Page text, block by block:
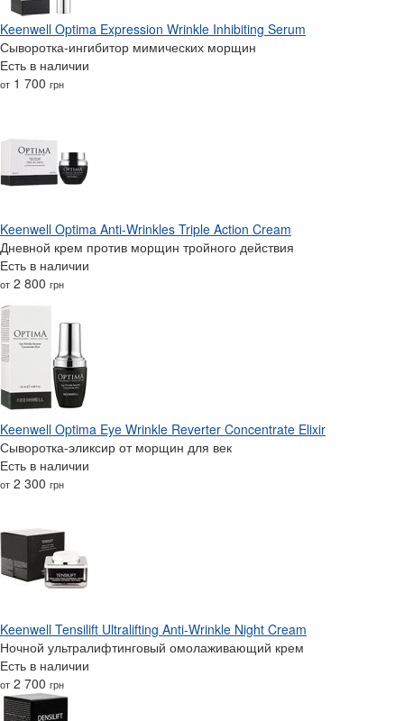
Keenwell Optima Expression Wrinkle Inhibiting Serum
Сыворотка-ингибитор мимических морщин
Есть в наличии
от 1 700 грн
Keenwell Optima Anti-Wrinkles Triple Action Cream
Дневной крем против морщин тройного действия
Есть в наличии
от 2 800 грн
Keenwell Optima Eye Wrinkle Reverter Concentrate Elixir
Сыворотка-эликсир от морщин для век
Есть в наличии
от 2 300 грн
Keenwell Tensilift Ultralifting Anti-Wrinkle Night Cream
Ночной ультралифтинговый омолаживающий крем
Есть в наличии
от 2 700 грн